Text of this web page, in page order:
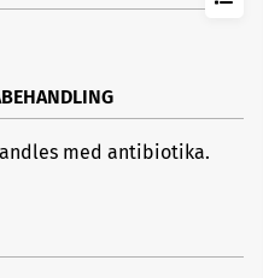
med antibiotika.